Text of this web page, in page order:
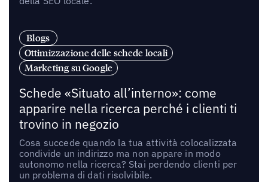
Blogs
Ottimizzazione delle schede locali
Marketing su Google
Schede «Situato all’interno»: come
apparire nella ricerca perché i clienti ti
trovino in negozio
Cosa succede quando la tua attività colocalizzata
condivide un indirizzo ma non appare in modo
autonomo nella ricerca? Stai perdendo clienti per
un problema di dati risolvibile.